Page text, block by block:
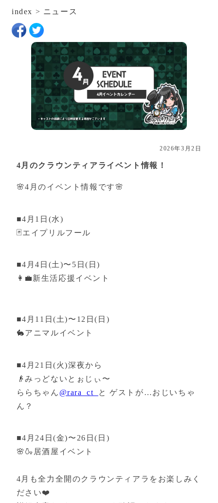
index > ニュース
2026年3月2日
4月のクラウンティアライベント情報！
🌸4月のイベント情報です🌸
■4月1日(水)
🃏エイプリルフール
■4月4日(土)〜5日(日)
👩‍💼新生活応援イベント
■4月11日(土)〜12日(日)
🐇アニマルイベント
■4月21日(火)深夜から
👴みっどないとぉじぃ〜
ららちゃん @rara_ct_
と ゲストが…おじいちゃ
ん？
■4月24日(金)〜26日(日)
🌸🍶居酒屋イベント
4月も全力全開のクラウンティアラをお楽しみく
ださい❤️